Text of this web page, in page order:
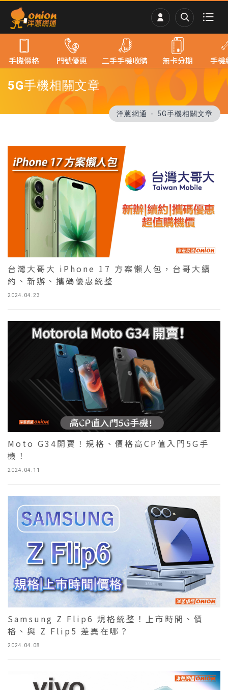
5G手機相關文章
洋蔥網通 5G手機相關文章
2024.04.23
台灣大哥大 iPhone 17 方案懶人包，台哥大續
約、新辦、攜碼優惠統整
2024.04.11
Moto G34開賣！規格、價格高CP值入門5G手
機！
2024.04.08
Samsung Z Flip6 規格統整！上市時間、價
格、與 Z Flip5 差異在哪？
手機價格 門號優惠 二手手機收購 無卡分期 手機